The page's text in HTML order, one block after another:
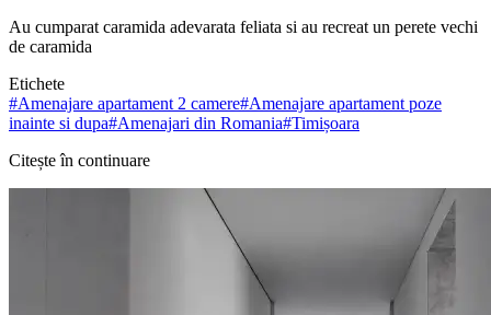
Au cumparat caramida adevarata feliata si au recreat un perete vechi
de caramida
Etichete
#Amenajare apartament 2 camere#Amenajare apartament poze
inainte si dupa#Amenajari din Romania#Timișoara
Citește în continuare